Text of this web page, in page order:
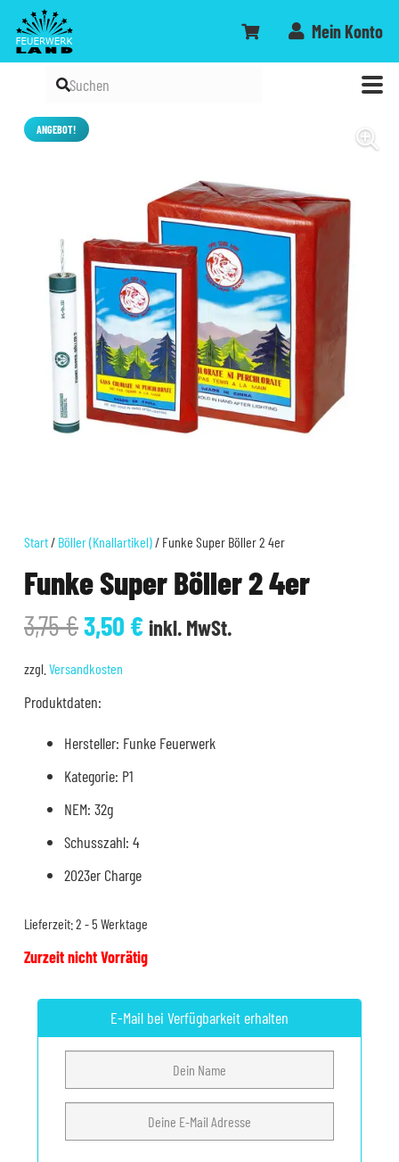
Mein Konto
ANGEBOT!
Start/ Böller (Knallartikel)/ Funke Super Böller 2 4er
Funke Super Böller 2 4er
3,75€Ursprünglicher
Preis
war:
3,75 €
3,50 €Aktueller
inkl. MwSt.
zzgl. Versandkosten
Produktdaten:
Hersteller: Funke Feuerwerk
Kategorie: P1
NEM: 32g
Schusszahl: 4
2023er Charge
Lieferzeit:2 - 5 Werktage
Zurzeit nicht Vorrätig
E-Mail bei Verfügbarkeit erhalten